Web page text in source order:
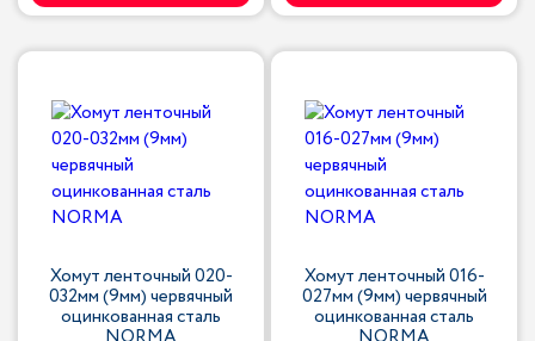
Хомут ленточный 020-
032мм (9мм) червячный
оцинкованная сталь
Хомут ленточный 016-
027мм (9мм) червячный
оцинкованная сталь